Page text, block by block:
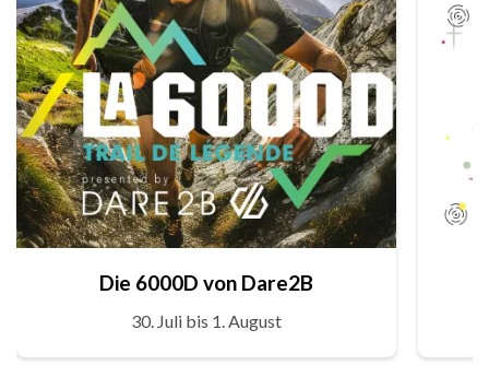
Die 6000D von Dare2B
30. Juli bis 1. August